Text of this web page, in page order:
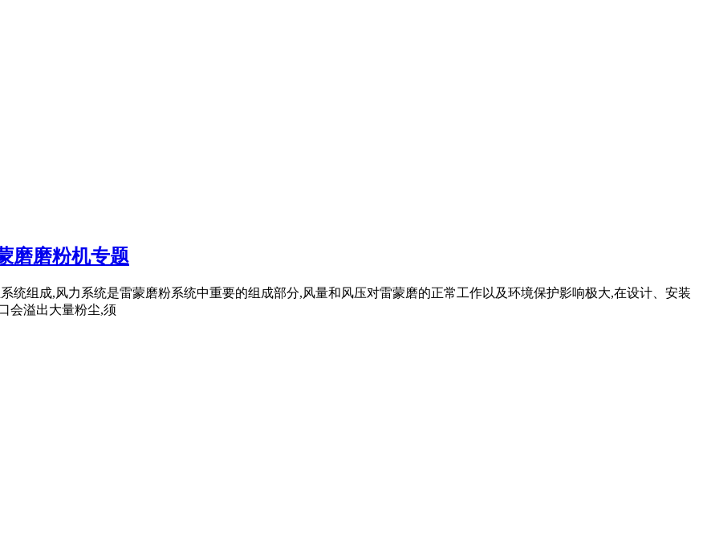
磨磨粉机专题
统组成,风力系统是雷蒙磨粉系统中重要的组成部分,风量和风压对雷蒙磨的正常工作以及环境保护影响极大,在设计、安装
会溢出大量粉尘,须